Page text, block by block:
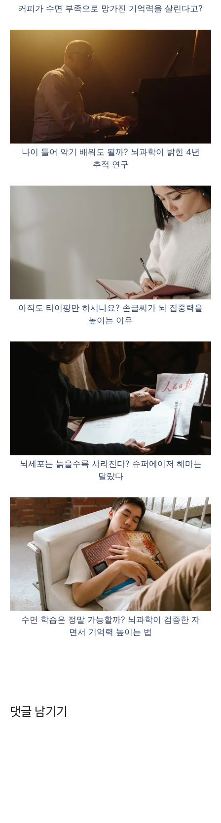
커피가 수면 부족으로 망가진 기억력을 살린다고?
나이 들어 악기 배워도 될까? 뇌과학이 밝힌 4년
추적 연구
아직도 타이핑만 하시나요? 손글씨가 뇌 집중력을
높이는 이유
뇌세포는 늙을수록 사라진다? 슈퍼에이저 해마는
달랐다
수면 학습은 정말 가능할까? 뇌과학이 검증한 자
면서 기억력 높이는 법
댓글 남기기